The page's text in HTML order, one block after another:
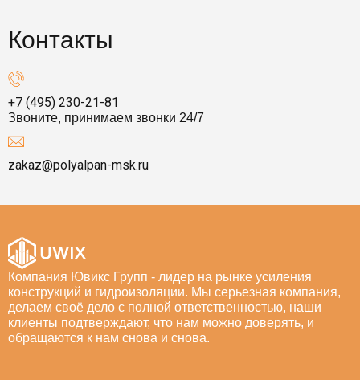
Контакты
+7 (495) 230-21-81
Звоните, принимаем звонки 24/7
zakaz@polyalpan-msk.ru
Компания Ювикс Групп - лидер на рынке усиления
конструкций и гидроизоляции. Мы серьезная компания,
делаем своё дело с полной ответственностью, наши
клиенты подтверждают, что нам можно доверять, и
обращаются к нам снова и снова.